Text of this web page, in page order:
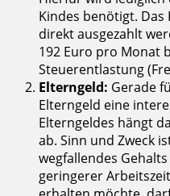
Kindes benötigt.
direkt ausgezahlt
192 Euro pro Monat
Steuerentlastung
Elterngeld: Gerade
Elterngeld eine
Elterngeldes hängt
ab. Sinn und Zweck
wegfallendes
geringerer